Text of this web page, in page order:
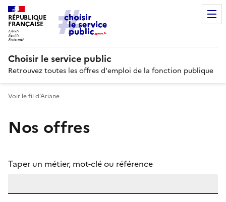
RÉPUBLIQUE
FRANÇAISE
Choisir le service public
Retrouvez toutes les offres d'emploi de la fonction publique
Voir le fil d’Ariane
Nos offres
Taper un métier, mot-clé ou référence